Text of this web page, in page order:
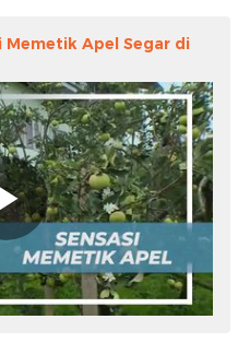
Memetik Apel Segar di